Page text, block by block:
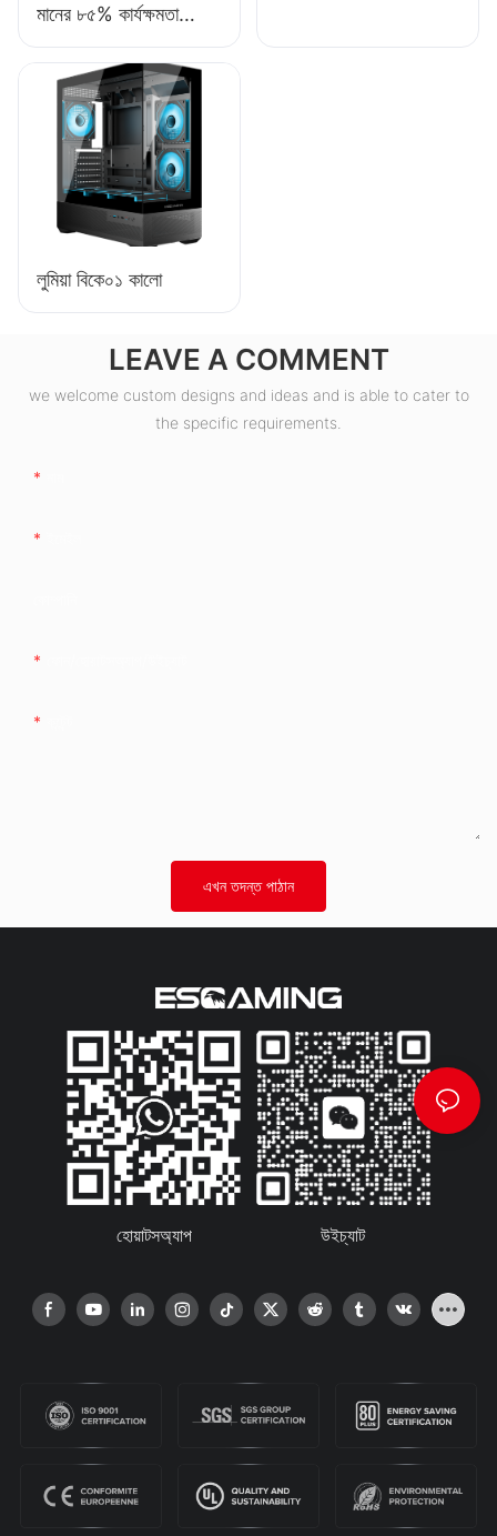
মানের ৮৫% কার্যক্ষমতা
সম্পন্ন ৮০+ ব্রোঞ্জ ডেস্কটপ
পিসি পাওয়ার সাপ্লাই
ESB550W
লুমিয়া বিকে০১ কালো
LEAVE A COMMENT
we welcome custom designs and ideas and is able to cater to
the specific requirements.
এখন তদন্ত পাঠান
হোয়াটসঅ্যাপ উইচ্যাট